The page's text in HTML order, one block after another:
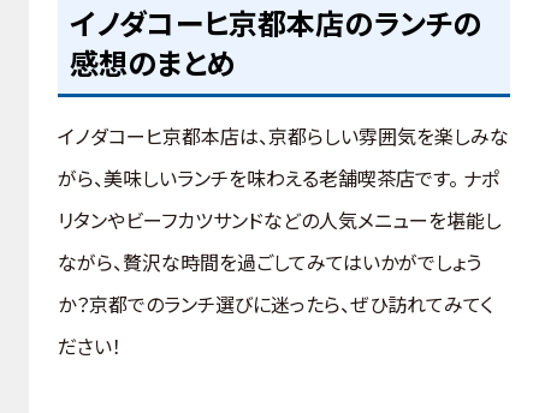
イノダコーヒ京都本店のランチの
感想のまとめ
イノダコーヒ京都本店は、京都らしい雰囲気を楽しみな
がら、美味しいランチを味わえる老舗喫茶店です。 ナポ
リタンやビーフカツサンドなどの人気メニューを堪能し
ながら、贅沢な時間を過ごしてみてはいかがでしょう
か？京都でのランチ選びに迷ったら、ぜひ訪れてみてく
ださい！